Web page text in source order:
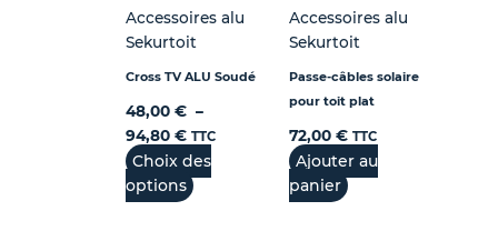
Accessoires alu
Sekurtoit
Cross TV ALU Soudé
48,00 € –
94,80 € TTC
Choix des
options
Accessoires alu
Sekurtoit
Passe-câbles solaire
pour toit plat
72,00 € TTC
Ajouter au
panier